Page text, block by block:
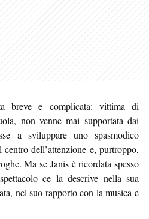
breve e complicata: vittima di
non venne mai supportata dai
a sviluppare uno spasmodico
dell’attenzione e, purtroppo,
Ma se Janis è ricordata spesso
ce la descrive nella sua
nel suo rapporto con la musica e